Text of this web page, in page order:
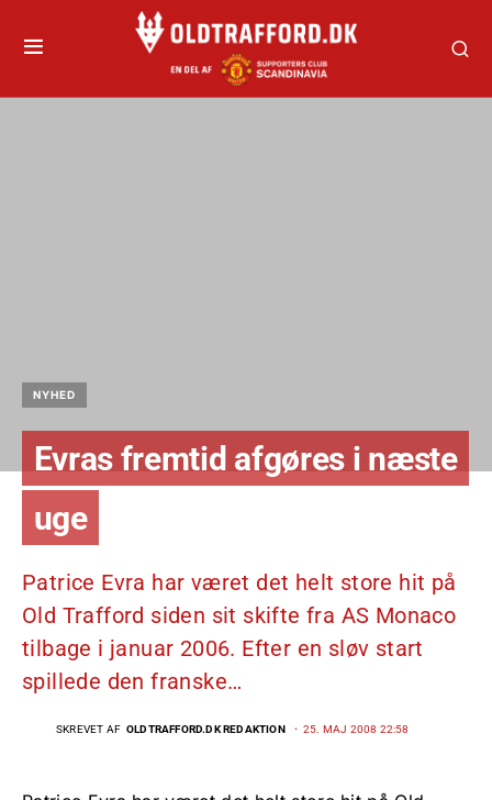
NYHED
Evras fremtid afgøres i næste
uge
Patrice Evra har været det helt store hit på
Old Trafford siden sit skifte fra AS Monaco
tilbage i januar 2006. Efter en sløv start
spillede den franske…
SKREVET AF OLDTRAFFORD.DK REDAKTION 25. MAJ 2008 22:58